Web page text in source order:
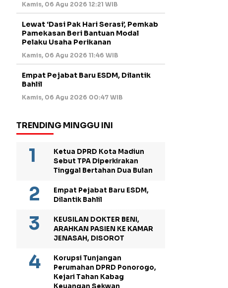
Kamis, 06 Agu 2026 12:21 WIB
Lewat ‘Dasi Pak Hari Serasi’, Pemkab
Pamekasan Beri Bantuan Modal
Pelaku Usaha Perikanan
Kamis, 06 Agu 2026 11:46 WIB
Empat Pejabat Baru ESDM, Dilantik
Bahlil
Kamis, 06 Agu 2026 00:47 WIB
TRENDING MINGGU INI
Ketua DPRD Kota Madiun
Sebut TPA Diperkirakan
Tinggal Bertahan Dua Bulan
Empat Pejabat Baru ESDM,
Dilantik Bahlil
KEUSILAN DOKTER BENI,
ARAHKAN PASIEN KE KAMAR
JENASAH, DISOROT
Korupsi Tunjangan
Perumahan DPRD Ponorogo,
Kejari Tahan Kabag
Keuangan Sekwan